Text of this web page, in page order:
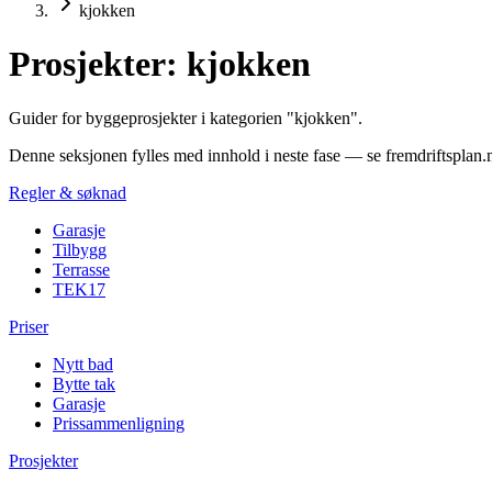
kjokken
Prosjekter: kjokken
Guider for byggeprosjekter i kategorien "kjokken".
Denne seksjonen fylles med innhold i neste fase — se
Regler & søknad
Garasje
Tilbygg
Terrasse
TEK17
Priser
Nytt bad
Bytte tak
Garasje
Prissammenligning
Prosjekter